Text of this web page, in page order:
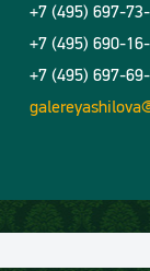
+7 (495) 697-
+7 (495) 690-
+7 (495) 697-